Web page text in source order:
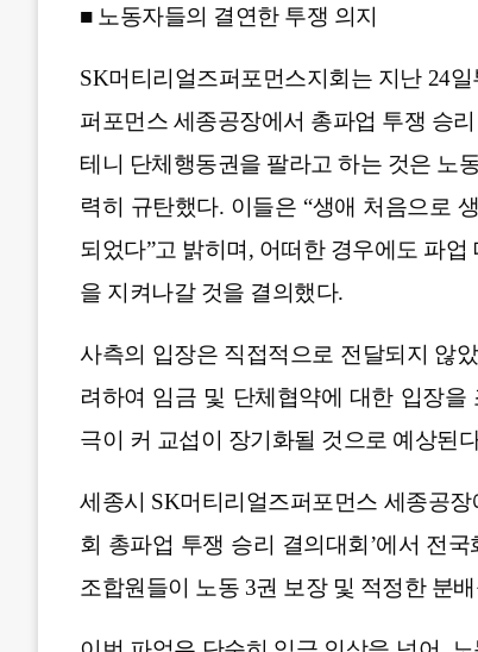
■ 노동자들의 결연한 투쟁 의지
SK머티리얼즈퍼포먼스지회는 지난 24
퍼포먼스 세종공장에서 총파업 투쟁 승
테니 단체행동권을 팔라고 하는 것은 노
력히 규탄했다. 이들은 “생애 처음으로
되었다”고 밝히며, 어떠한 경우에도 파
을 지켜나갈 것을 결의했다.
사측의 입장은 직접적으로 전달되지 않
려하여 임금 및 단체협약에 대한 입장
극이 커 교섭이 장기화될 것으로 예상된
세종시 SK머티리얼즈퍼포먼스 세종공장
회 총파업 투쟁 승리 결의대회’에서 전
조합원들이 노동 3권 보장 및 적정한 분